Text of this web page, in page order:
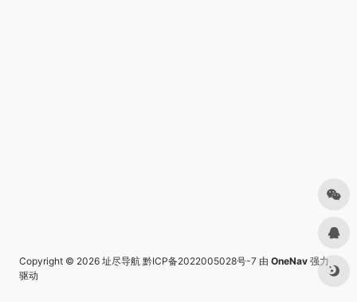
Copyright © 2026 址尽导航 黔ICP备2022005028号-7 由 OneNav 强力
驱动